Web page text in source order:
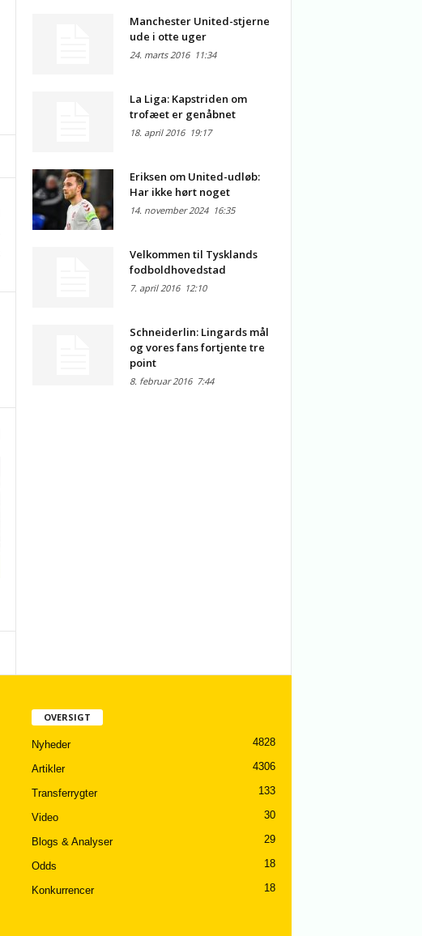
Manchester United-stjerne
ude i otte uger
24. marts 201611:34
La Liga: Kapstriden om
trofæet er genåbnet
18. april 201619:17
Eriksen om United-udløb:
Har ikke hørt noget
14. november 202416:35
Velkommen til Tysklands
fodboldhovedstad
7. april 201612:10
Schneiderlin: Lingards mål
og vores fans fortjente tre
point
8. februar 20167:44
OVERSIGT
Nyheder 4828
Artikler 4306
Transferrygter 133
Video 30
Blogs & Analyser 29
Odds 18
Konkurrencer 18